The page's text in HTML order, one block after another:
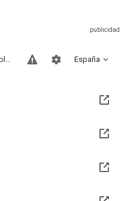
España
Sitios compatibles
2027 (Quedan 7 meses)
2027 (Quedan 7 meses)
2027 (Quedan 7 meses)